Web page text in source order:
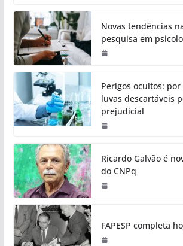
Novas tendências
pesquisa em
Perigos ocultos:
luvas descartáveis
prejudicial
Ricardo Galvão é
do CNPq
FAPESP completa